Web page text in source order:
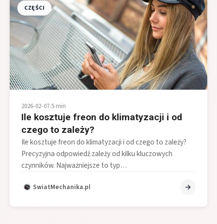
CZĘŚCI
2026-02-07•5 min
Ile kosztuje freon do klimatyzacji i od
czego to zależy?
Ile kosztuje freon do klimatyzacji i od czego to zależy?
Precyzyjna odpowiedź zależy od kilku kluczowych
czynników. Najważniejsze to typ…
SwiatMechanika.pl